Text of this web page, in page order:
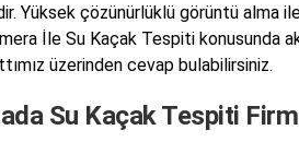
Yüksek çözünürlüklü görüntü alma
İle Su Kaçak Tespiti konusunda
üzerinden cevap bulabilirsiniz.
Su Kaçak Tespiti